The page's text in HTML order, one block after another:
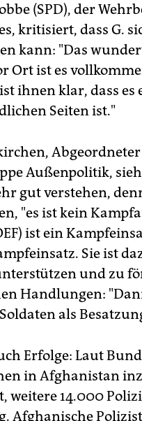
(SPD), der
kritisiert, dass G.
kann: "Das
Ort ist es
ihnen klar, dass
Seiten ist."
Außenpolitik,
gut verstehen,
"es ist kein
ist ein
Sie ist
und zu
Handlungen:
als
Erfolge: Laut
in Afghanistan
weitere 14.000
Afghanische